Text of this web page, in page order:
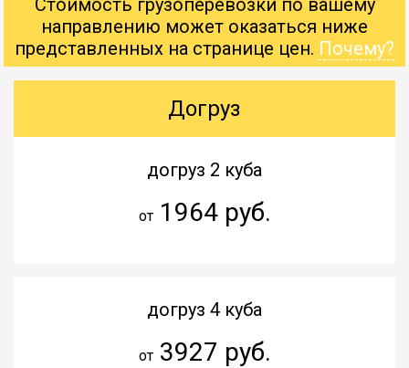
Стоимость грузоперевозки по вашему
направлению может оказаться ниже
представленных на странице цен. Почему?
Догруз
догруз 2 куба
от1964 руб.
догруз 4 куба
от3927 руб.